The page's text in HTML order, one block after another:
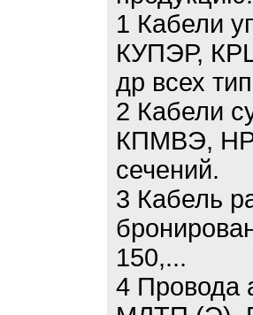
1 Кабели
КУПЭР,
др всех
2 Кабели
КПМВЭ,
сечений.
3 Кабель
150,...
4